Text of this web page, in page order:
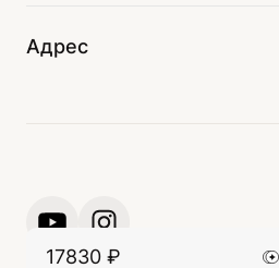
17830 ₽
Адрес